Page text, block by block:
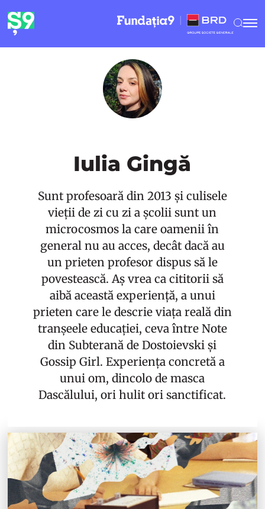
Iulia Gingă
Sunt profesoară din 2013 și culisele
vieții de zi cu zi a școlii sunt un
microcosmos la care oamenii în
general nu au acces, decât dacă au
un prieten profesor dispus să le
povestească. Aș vrea ca cititorii să
aibă această experiență, a unui
prieten care le descrie viața reală din
tranșeele educației, ceva între Note
din Subterană de Dostoievski și
Gossip Girl. Experiența concretă a
unui om, dincolo de masca
Dascălului, ori hulit ori sanctificat.